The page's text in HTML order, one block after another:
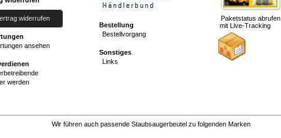
widerrufen
ansehen
werden
Bestellung
Bestellvorgang
Sonstiges
Links
Paketstatus abrufen
mit Live-Tracking
Wir führen auch passende Staubsaugerbeutel zu folgenden Marken